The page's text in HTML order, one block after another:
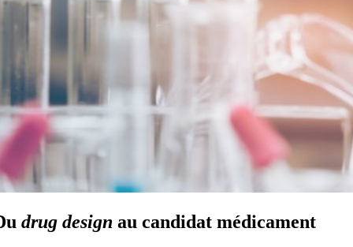
drug design au candidat médicament